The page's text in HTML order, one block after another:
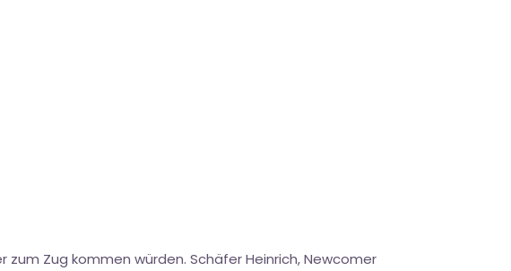
Zug kommen würden. Schäfer Heinrich, Newcomer